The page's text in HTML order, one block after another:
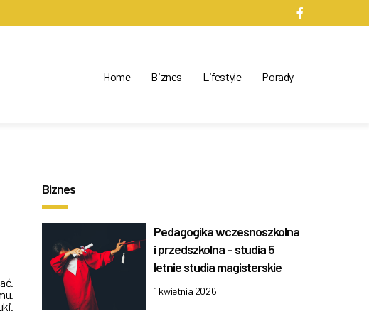
Home Biznes Lifestyle Porady
Biznes
Pedagogika wczesnoszkolna
i przedszkolna – studia 5
letnie studia magisterskie
1 kwietnia 2026